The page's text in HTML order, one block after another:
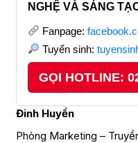
NGHỆ VÀ SÁNG
Fanpage:
Tuyển sinh:
GỌI HOTLINE:
Đinh Huyền
Phòng Marketing –